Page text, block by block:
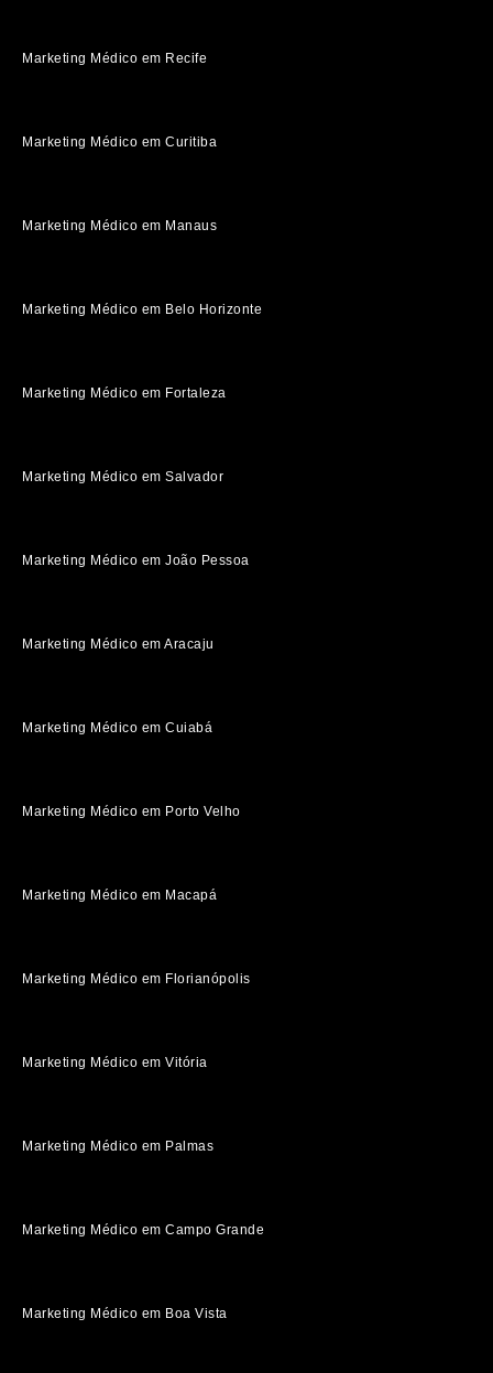
Marketing Médico em Recife
Marketing Médico em Curitiba
Marketing Médico em Manaus
Marketing Médico em Belo Horizonte
Marketing Médico em Fortaleza
Marketing Médico em Salvador
Marketing Médico em João Pessoa
Marketing Médico em Aracaju
Marketing Médico em Cuiabá
Marketing Médico em Porto Velho
Marketing Médico em Macapá
Marketing Médico em Florianópolis
Marketing Médico em Vitória
Marketing Médico em Palmas
Marketing Médico em Campo Grande
Marketing Médico em Boa Vista